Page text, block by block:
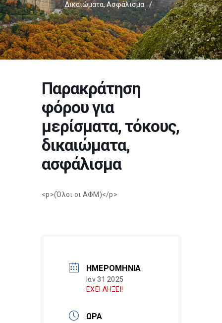
Δικαιώματα, Ασφάλισμα
/
Παρακράτηση
φόρου για
μερίσματα, τόκους,
δικαιώματα,
ασφάλισμα
<p>(Όλοι οι ΑΦΜ)</p>
ΗΜΕΡΟΜΗΝΊΑ
Ιαν 31 2025
ΕΧΕΙ ΛΗΞΕΙ!
ΏΡΑ